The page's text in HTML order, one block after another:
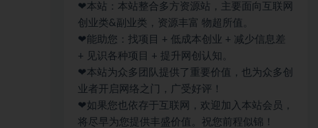
❤本站：本站整合多方资源站，主要面向互联网
创业类&副业类，资源丰富 物超所值。
❤能助您：找项目 + 低成本创业 + 减少信息差
+ 见识各种项目 + 提升网创认知。
❤本站为众多团队提供了重要价值，也为众多创
业者开启网络之门，广受好评！
❤如果您也依存于互联网，欢迎加入本站会员，
将尽早为您提供丰盛价值。祝您前程似锦！